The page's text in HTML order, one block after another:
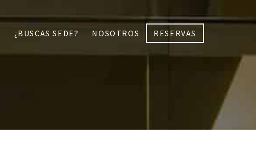
¿BUSCAS SEDE? NOSOTROS RESERVAS